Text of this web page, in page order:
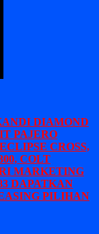
DIAMOND
PAJERO
CROSS,
COLT
MARKETING
DAPATKAN
PILIHAN